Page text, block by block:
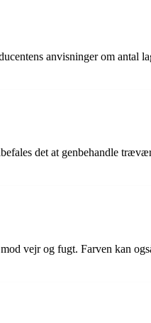
anvisninger om antal
det at genbehandle
vejr og fugt. Farven kan